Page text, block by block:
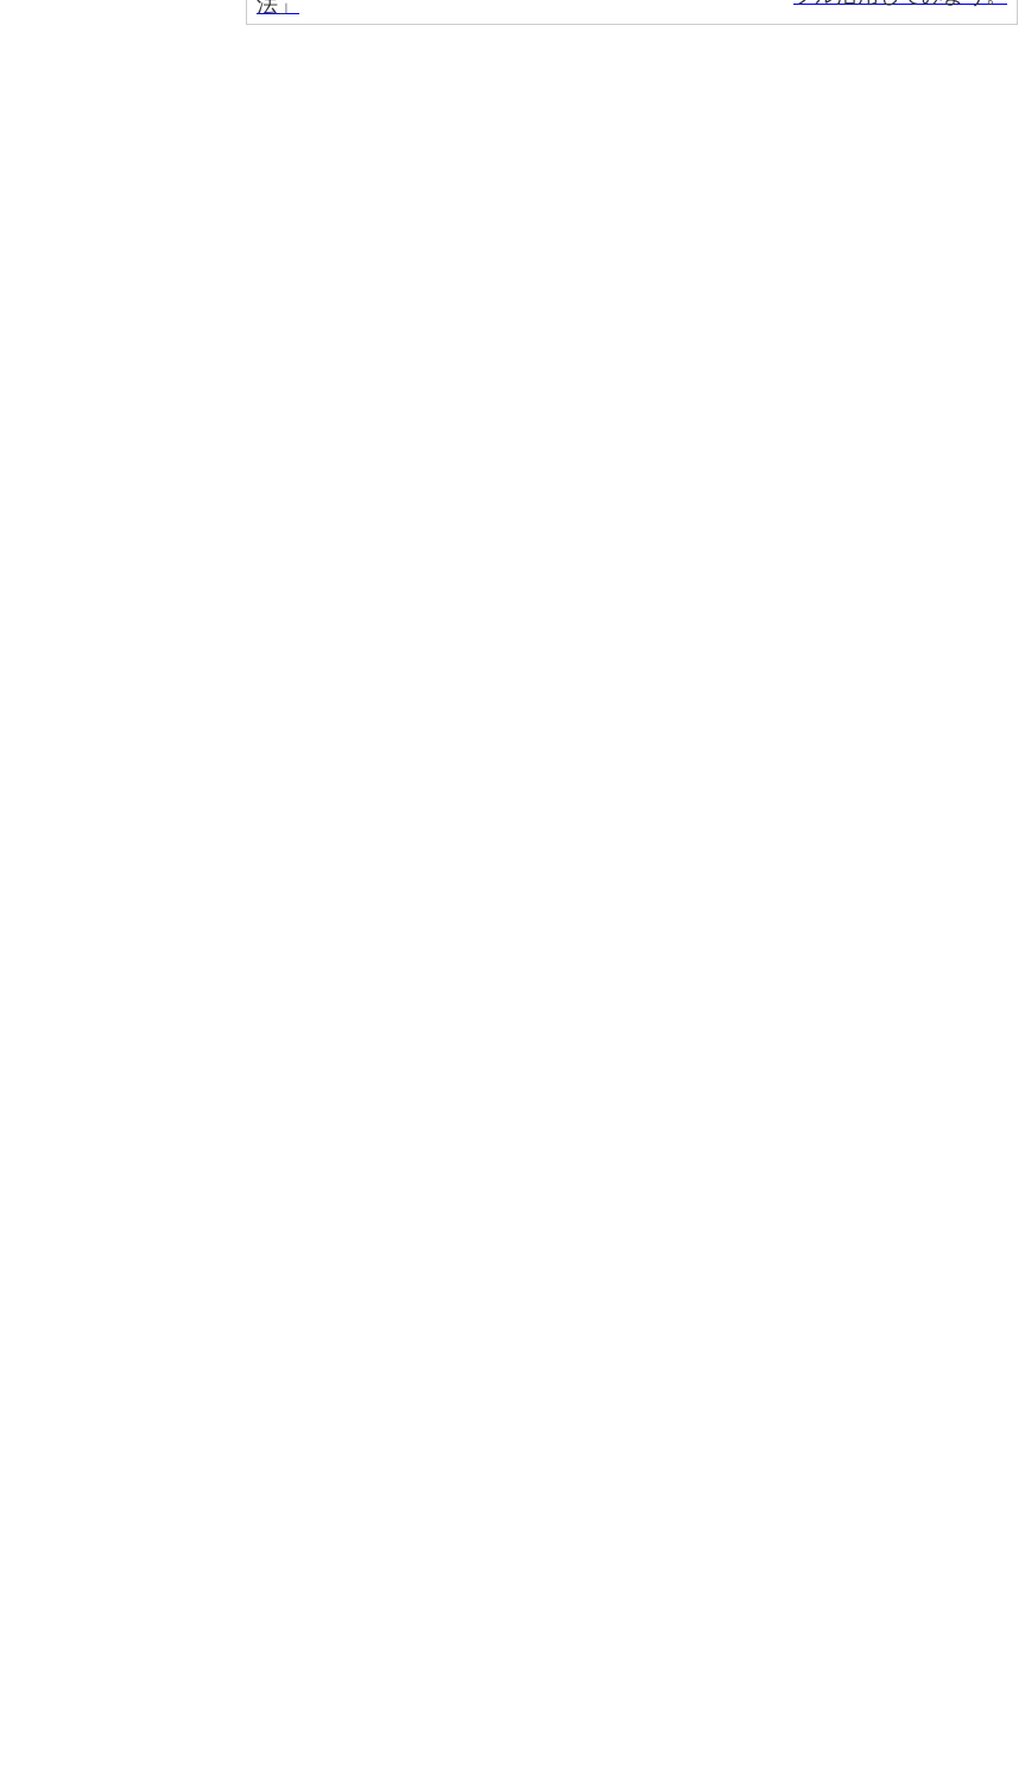
法」